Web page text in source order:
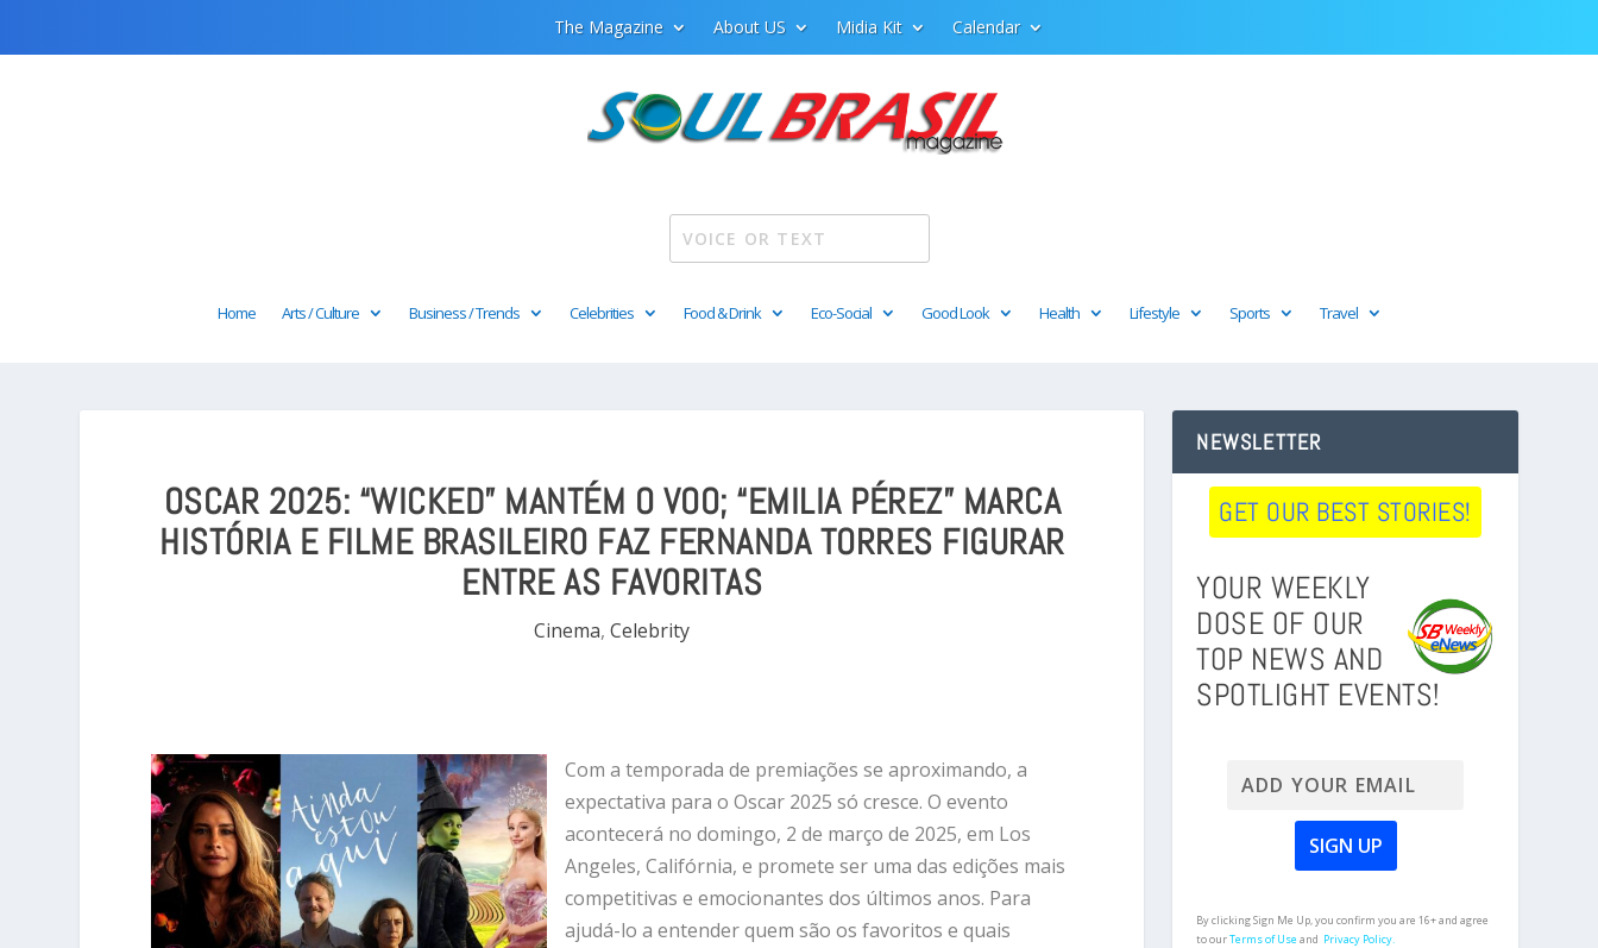
The Magazine About US Midia Kit Calendar
Home Arts / Culture Business / Trends Celebrities Food & Drink Eco-Social Good Look Health Lifestyle Sports Travel
OSCAR 2025: “WICKED” MANTÉM O VOO; “EMILIA PÉREZ” MARCA
HISTÓRIA E FILME BRASILEIRO FAZ FERNANDA TORRES FIGURAR
ENTRE AS FAVORITAS
Cinema,Celebrity
Com a temporada de premiações se aproximando, a
expectativa para o Oscar 2025 só cresce. O evento
acontecerá no domingo, 2 de março de 2025, em Los
Angeles, Califórnia, e promete ser uma das edições mais
competitivas e emocionantes dos últimos anos. Para
ajudá-lo a entender quem são os favoritos e quais
NEWSLETTER
GET OUR BEST STORIES!
YOUR WEEKLY
DOSE OF OUR
TOP NEWS AND
SPOTLIGHT EVENTS!
By clicking Sign Me Up, you confirm you are 16+ and agree
to ourTerms of Useand Privacy Policy.